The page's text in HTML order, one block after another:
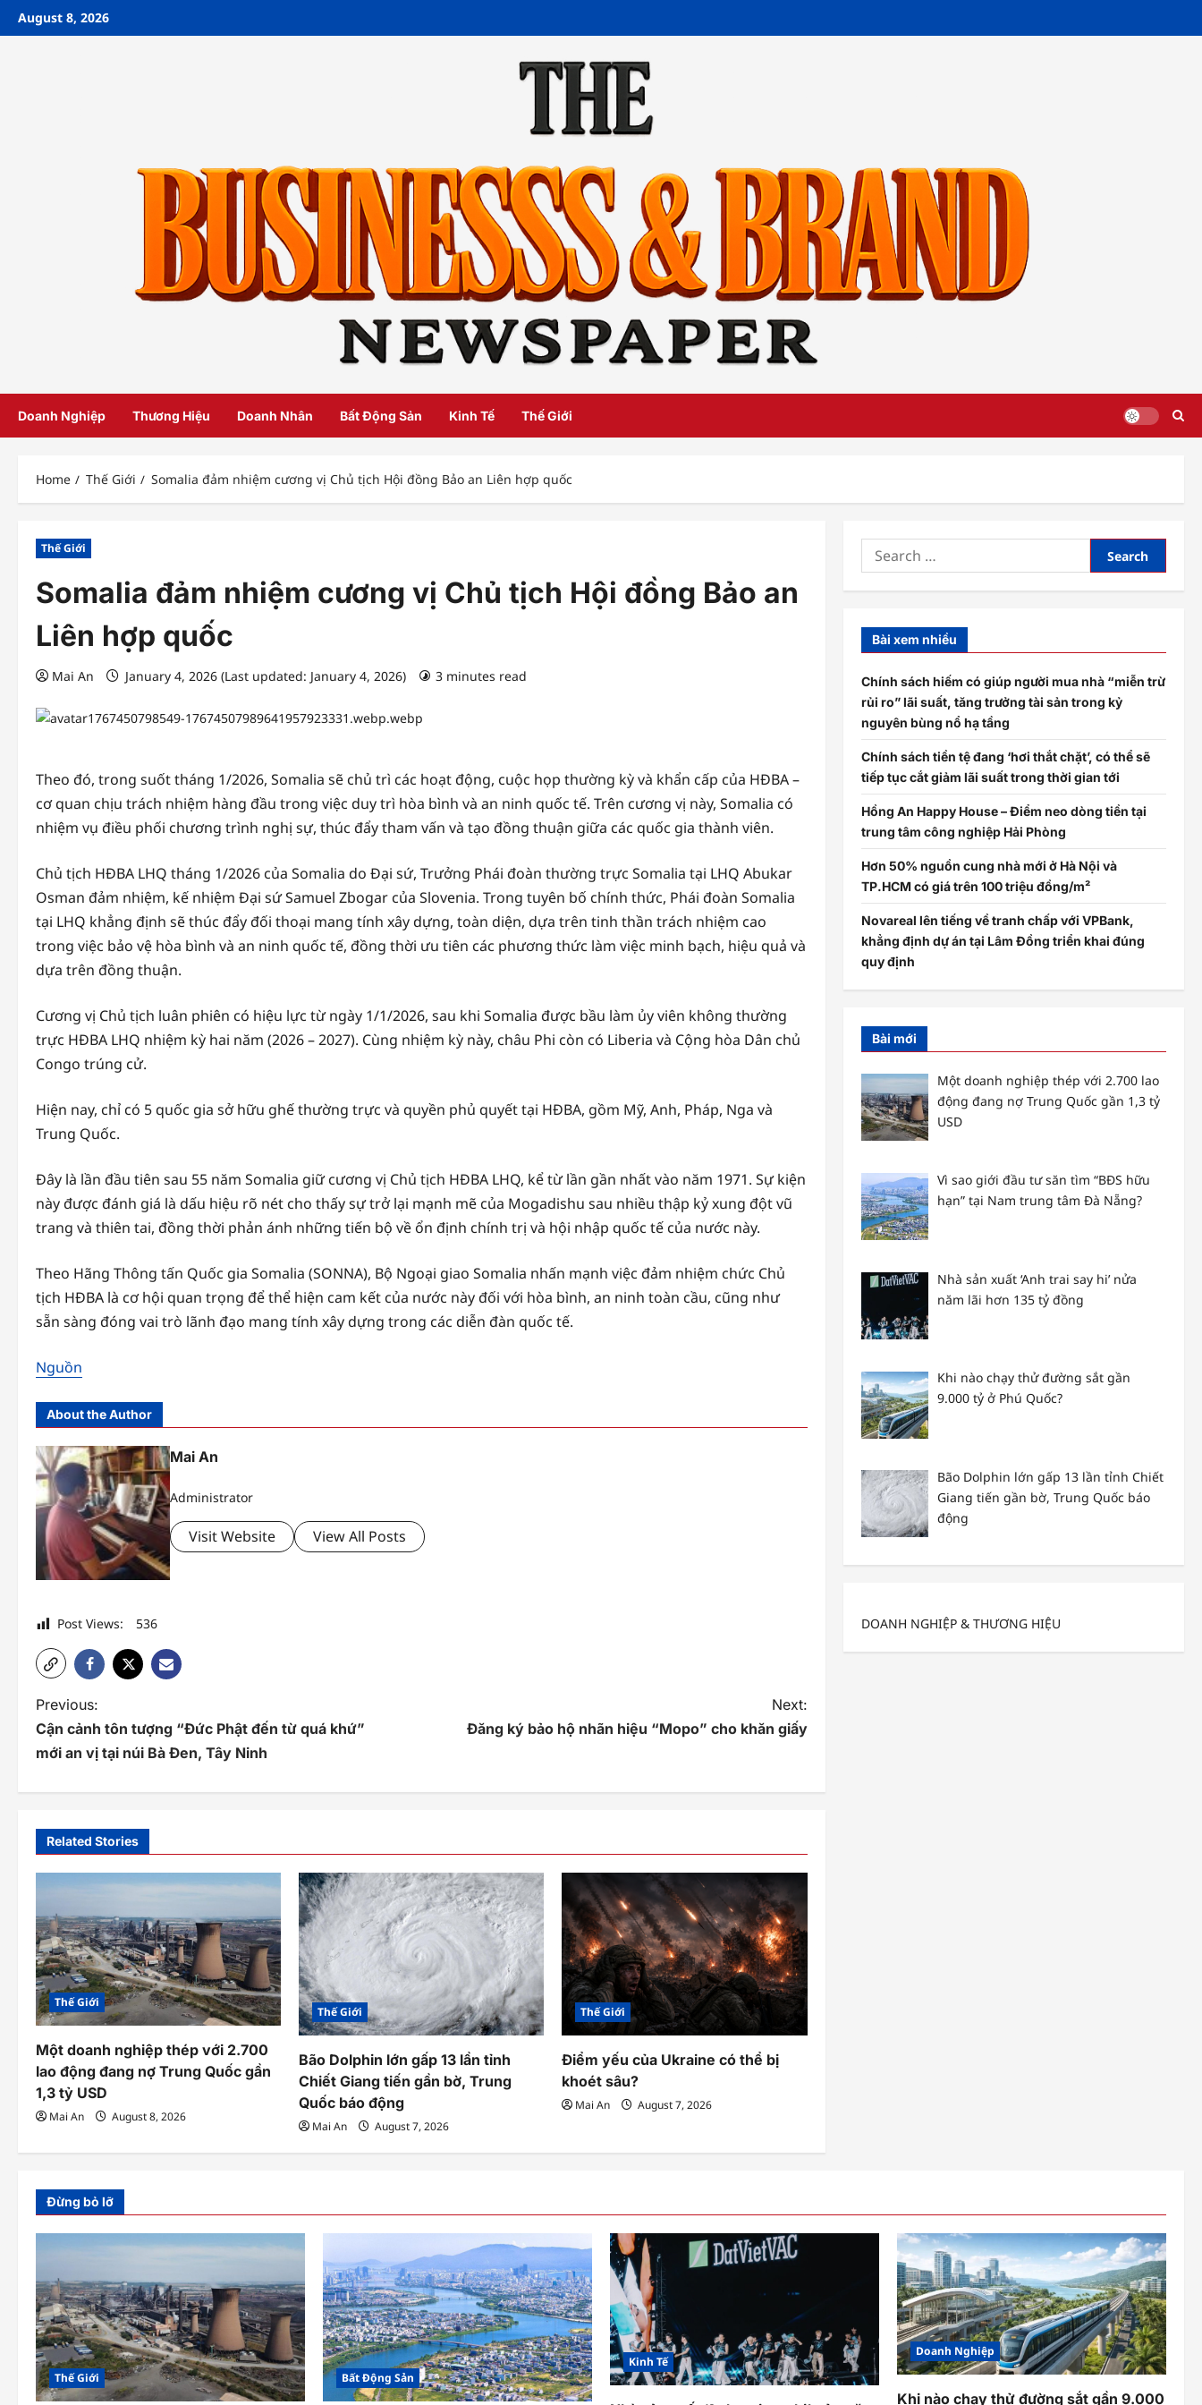
SkipAugust 8, 2026
Doanh Nghiệp Thương Hiệu Doanh Nhân Bất Động Sản Kinh Tế Thế Giới
Home Thế Giới Somalia đảm nhiệm cương vị Chủ tịch Hội đồng Bảo an Liên hợp quốc
Thế Giới
Somalia đảm nhiệm cương vị Chủ tịch Hội đồng Bảo an
Liên hợp quốc
Mai An January 4, 2026 (Last updated: January 4, 2026) 3 minutes read
Theo đó, trong suốt tháng 1/2026, Somalia sẽ chủ trì các hoạt động, cuộc họp thường kỳ và khẩn cấp của HĐBA –
cơ quan chịu trách nhiệm hàng đầu trong việc duy trì hòa bình và an ninh quốc tế. Trên cương vị này, Somalia có
nhiệm vụ điều phối chương trình nghị sự, thúc đẩy tham vấn và tạo đồng thuận giữa các quốc gia thành viên.
Chủ tịch HĐBA LHQ tháng 1/2026 của Somalia do Đại sứ, Trưởng Phái đoàn thường trực Somalia tại LHQ Abukar
Osman đảm nhiệm, kế nhiệm Đại sứ Samuel Zbogar của Slovenia. Trong tuyên bố chính thức, Phái đoàn Somalia
tại LHQ khẳng định sẽ thúc đẩy đối thoại mang tính xây dựng, toàn diện, dựa trên tinh thần trách nhiệm cao
trong việc bảo vệ hòa bình và an ninh quốc tế, đồng thời ưu tiên các phương thức làm việc minh bạch, hiệu quả và
dựa trên đồng thuận.
Cương vị Chủ tịch luân phiên có hiệu lực từ ngày 1/1/2026, sau khi Somalia được bầu làm ủy viên không thường
trực HĐBA LHQ nhiệm kỳ hai năm (2026 – 2027). Cùng nhiệm kỳ này, châu Phi còn có Liberia và Cộng hòa Dân chủ
Congo trúng cử.
Hiện nay, chỉ có 5 quốc gia sở hữu ghế thường trực và quyền phủ quyết tại HĐBA, gồm Mỹ, Anh, Pháp, Nga và
Trung Quốc.
Đây là lần đầu tiên sau 55 năm Somalia giữ cương vị Chủ tịch HĐBA LHQ, kể từ lần gần nhất vào năm 1971. Sự kiện
này được đánh giá là dấu hiệu rõ nét cho thấy sự trở lại mạnh mẽ của Mogadishu sau nhiều thập kỷ xung đột vũ
trang và thiên tai, đồng thời phản ánh những tiến bộ về ổn định chính trị và hội nhập quốc tế của nước này.
Theo Hãng Thông tấn Quốc gia Somalia (SONNA), Bộ Ngoại giao Somalia nhấn mạnh việc đảm nhiệm chức Chủ
tịch HĐBA là cơ hội quan trọng để thể hiện cam kết của nước này đối với hòa bình, an ninh toàn cầu, cũng như
sẵn sàng đóng vai trò lãnh đạo mang tính xây dựng trong các diễn đàn quốc tế.
Nguồn
About the Author
Mai An
Administrator
Visit Website View All Posts
Post Views: 536
P
o
n
a
i
g
a
t
i
o
n
Previous:
Cận cảnh tôn tượng “Đức Phật đến từ quá khứ”
mới an vị tại núi Bà Đen, Tây Ninh
Next:
Đăng ký bảo hộ nhãn hiệu “Mopo” cho khăn giấy
Related Stories
Thế Giới
Một doanh nghiệp thép với 2.700
lao động đang nợ Trung Quốc gần
1,3 tỷ USD
Mai An August 8, 2026
Thế Giới
Bão Dolphin lớn gấp 13 lần tỉnh
Chiết Giang tiến gần bờ, Trung
Quốc báo động
Mai An August 7, 2026
Thế Giới
Điểm yếu của Ukraine có thể bị
khoét sâu?
Mai An August 7, 2026
Search
for:
Bài xem nhiều
Chính sách hiếm có giúp người mua nhà “miễn trừ
rủi ro” lãi suất, tăng trưởng tài sản trong kỷ
nguyên bùng nổ hạ tầng
Chính sách tiền tệ đang ‘hơi thắt chặt’, có thể sẽ
tiếp tục cắt giảm lãi suất trong thời gian tới
Hồng An Happy House – Điểm neo dòng tiền tại
trung tâm công nghiệp Hải Phòng
Hơn 50% nguồn cung nhà mới ở Hà Nội và
TP.HCM có giá trên 100 triệu đồng/m²
Novareal lên tiếng về tranh chấp với VPBank,
khẳng định dự án tại Lâm Đồng triển khai đúng
quy định
Bài mới
Một doanh nghiệp thép với 2.700 lao
động đang nợ Trung Quốc gần 1,3 tỷ
USD
Vì sao giới đầu tư săn tìm “BĐS hữu
hạn” tại Nam trung tâm Đà Nẵng?
Nhà sản xuất ‘Anh trai say hi’ nửa
năm lãi hơn 135 tỷ đồng
Khi nào chạy thử đường sắt gần
9.000 tỷ ở Phú Quốc?
Bão Dolphin lớn gấp 13 lần tỉnh Chiết
Giang tiến gần bờ, Trung Quốc báo
động
DOANH NGHIỆP & THƯƠNG HIỆU
Đừng bỏ lỡ
Thế Giới Bất Động Sản
Kinh Tế
Doanh Nghiệp
Khi nào chạy thử đường sắt gần 9.000